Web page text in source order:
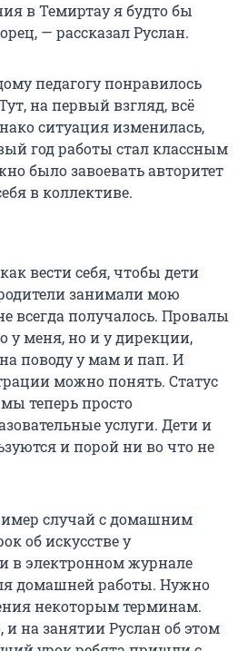
в Темиртау я будто бы
— рассказал Руслан.
педагогу понравилось
на первый взгляд, всё
ситуация изменилась,
год работы стал классным
было завоевать авторитет
в коллективе.
вести себя, чтобы дети
занимали мою
всегда получалось. Провалы
у меня, но и у дирекции,
поводу у мам и пап. И
можно понять. Статус
теперь просто
услуги. Дети и
и порой ни во что не
случай с домашним
об искусстве у
в электронном журнале
домашней работы. Нужно
некоторым терминам.
на занятии Руслан об этом